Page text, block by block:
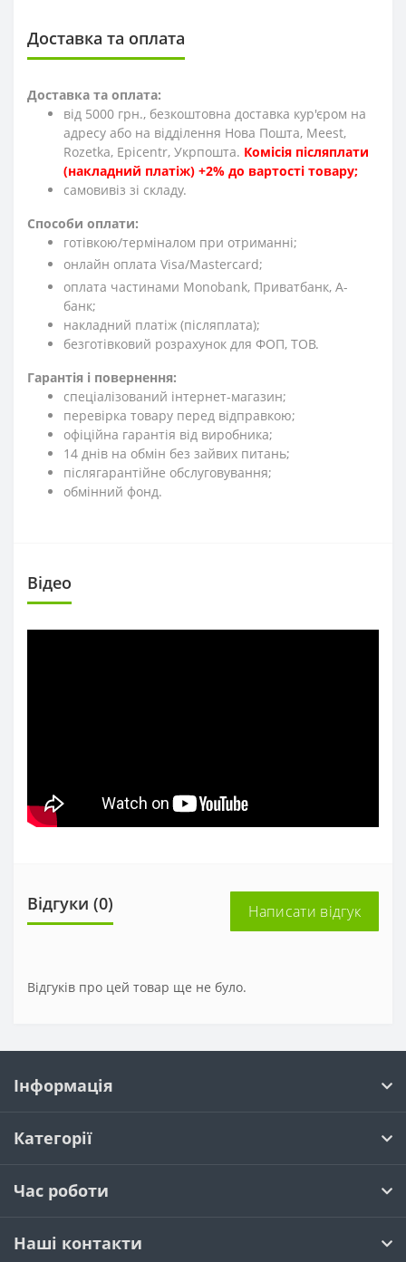
Доставка та оплата
Доставка та оплата:
від 5000 грн., безкоштовна доставка кур'єром на
адресу або на відділення Нова Пошта, Meest,
Rozetka, Epicentr, Укрпошта. Комісія післяплати
(накладний платіж) +2% до вартості товару;
cамовивіз зі складу.
Способи оплати:
готівкою/терміналом при отриманні;
онлайн оплата Visa/Mastercard;
оплата частинами Monobank, Приватбанк, А-
банк;
накладний платіж (післяплата);
безготівковий розрахунок для ФОП, ТОВ.
Гарантія і повернення:
спеціалізований інтернет-магазин;
перевірка товару перед відправкою;
офіційна гарантія від виробника;
14 днів на обмін без зайвих питань;
післягарантійне обслуговування;
обмінний фонд.
Вiдео
Відгуки (0) Написати відгук
Відгуків про цей товар ще не було.
Інформація
Категорії
Час роботи
Наші контакти